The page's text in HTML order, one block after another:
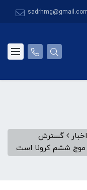
اخبار
گسترش
موج ششم کرونا است